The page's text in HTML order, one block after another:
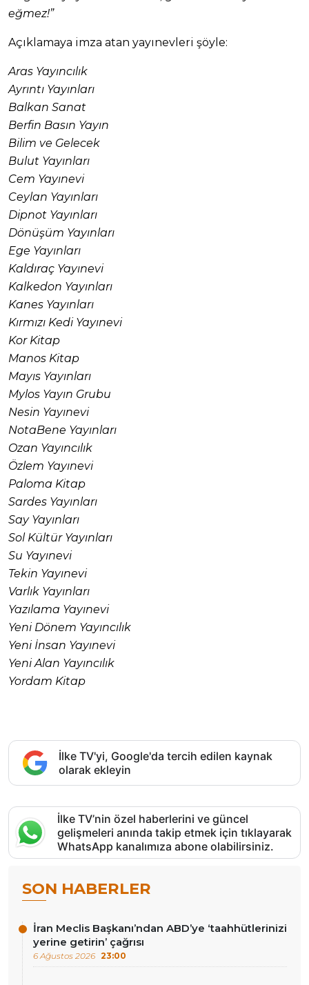
eğmez!”
Açıklamaya imza atan yayınevleri şöyle:
Aras Yayıncılık
Ayrıntı Yayınları
Balkan Sanat
Berfin Basın Yayın
Bilim ve Gelecek
Bulut Yayınları
Cem Yayınevi
Ceylan Yayınları
Dipnot Yayınları
Dönüşüm Yayınları
Ege Yayınları
Kaldıraç Yayınevi
Kalkedon Yayınları
Kanes Yayınları
Kırmızı Kedi Yayınevi
Kor Kitap
Manos Kitap
Mayıs Yayınları
Mylos Yayın Grubu
Nesin Yayınevi
NotaBene Yayınları
Ozan Yayıncılık
Özlem Yayınevi
Paloma Kitap
Sardes Yayınları
Say Yayınları
Sol Kültür Yayınları
Su Yayınevi
Tekin Yayınevi
Varlık Yayınları
Yazılama Yayınevi
Yeni Dönem Yayıncılık
Yeni İnsan Yayınevi
Yeni Alan Yayıncılık
Yordam Kitap
İlke TV'yi, Google'da tercih edilen kaynak
olarak ekleyin
İlke TV’nin özel haberlerini ve güncel
gelişmeleri anında takip etmek için tıklayarak
WhatsApp kanalımıza abone olabilirsiniz.
SON HABERLER
İran Meclis Başkanı’ndan ABD’ye ‘taahhütlerinizi
yerine getirin’ çağrısı
6 Ağustos 2026 23:00